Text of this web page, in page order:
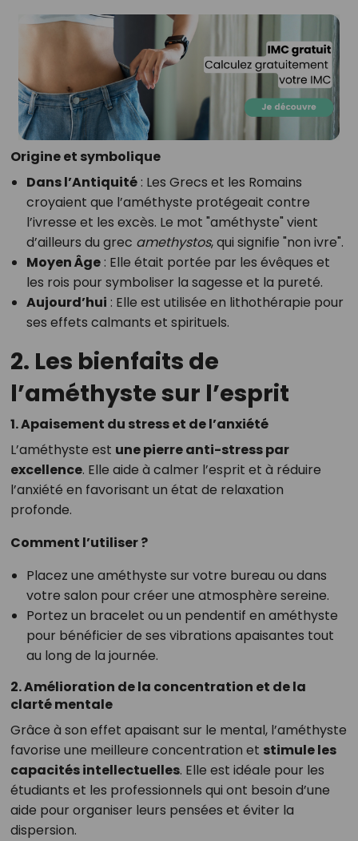
Origine et symbolique
Dans l’Antiquité: Les Grecs et les Romains
croyaient que l’améthyste protégeait contre
l’ivresse et les excès. Le mot "améthyste" vient
d’ailleurs du grec amethystos, qui signifie "non ivre".
Moyen Âge: Elle était portée par les évêques et
les rois pour symboliser la sagesse et la pureté.
Aujourd’hui : Elle est utilisée en lithothérapie pour
ses effets calmants et spirituels.
2. Les bienfaits de
l’améthyste sur l’esprit
1. Apaisement du stress et de l’anxiété
L’améthyste est une pierre anti-stress par
excellence. Elle aide à calmer l’esprit et à réduire
l’anxiété en favorisant un état de relaxation
profonde.
Comment l’utiliser ?
Placez une améthyste sur votre bureau ou dans
votre salon pour créer une atmosphère sereine.
Portez un bracelet ou un pendentif en améthyste
pour bénéficier de ses vibrations apaisantes tout
au long de la journée.
2. Amélioration de la concentration et de la
clarté mentale
Grâce à son effet apaisant sur le mental, l’améthyste
favorise une meilleure concentration et stimule les
capacités intellectuelles. Elle est idéale pour les
étudiants et les professionnels qui ont besoin d’une
aide pour organiser leurs pensées et éviter la
dispersion.